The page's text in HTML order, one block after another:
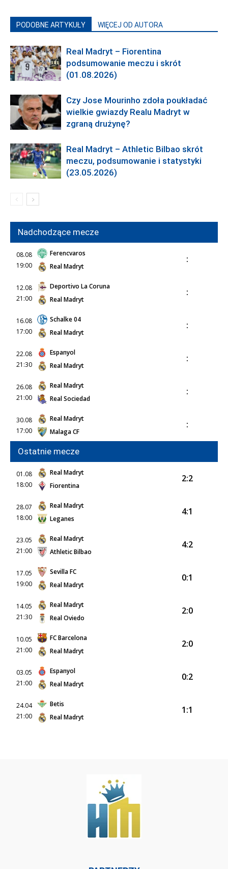
PODOBNE ARTYKUŁY WIĘCEJ OD AUTORA
Real Madryt – Fiorentina
podsumowanie meczu i skrót
(01.08.2026)
Czy Jose Mourinho zdoła poukładać
wielkie gwiazdy Realu Madryt w
zgraną drużynę?
Real Madryt – Athletic Bilbao skrót
meczu, podsumowanie i statystyki
(23.05.2026)
Nadchodzące mecze
08.08
19:00
Ferencvaros
Real Madryt
:
12.08
21:00
Deportivo La Coruna
Real Madryt
:
16.08
17:00
Schalke 04
Real Madryt
:
22.08
21:30
Espanyol
Real Madryt
:
26.08
21:00
Real Madryt
Real Sociedad
:
30.08
17:00
Real Madryt
Malaga CF
:
Ostatnie mecze
01.08
18:00
Real Madryt
Fiorentina
2:2
28.07
18:00
Real Madryt
Leganes
4:1
23.05
21:00
Real Madryt
Athletic Bilbao
4:2
17.05
19:00
Sevilla FC
Real Madryt
0:1
14.05
21:30
Real Madryt
Real Oviedo
2:0
10.05
21:00
FC Barcelona
Real Madryt
2:0
03.05
21:00
Espanyol
Real Madryt
0:2
24.04
21:00
Betis
Real Madryt
1:1